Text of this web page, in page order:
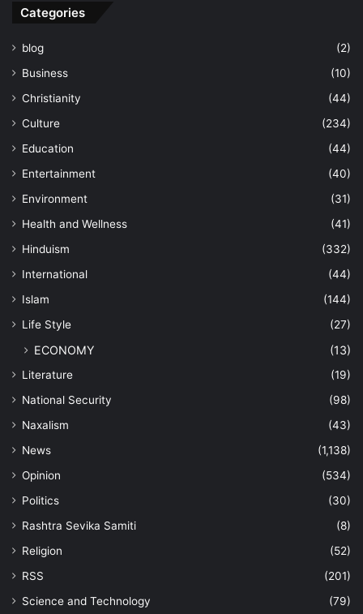
Categories
blog
(2)
Business
(10)
Christianity
(44)
Culture
(234)
Education
(44)
Entertainment
(40)
Environment
(31)
Health and Wellness
(41)
Hinduism
(332)
International
(44)
Islam
(144)
Life Style
(27)
ECONOMY (13)
Literature
(19)
National Security
(98)
Naxalism
(43)
News
(1,138)
Opinion
(534)
Politics
(30)
Rashtra Sevika Samiti
(8)
Religion
(52)
RSS
(201)
Science and Technology
(79)